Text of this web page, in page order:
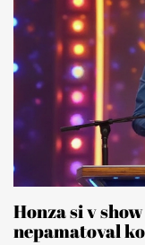
Honza si v
nepamatoval